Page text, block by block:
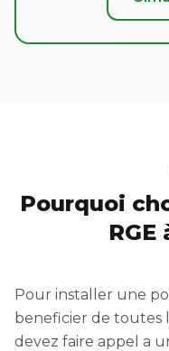
Pourquoi
RGE
Pour installer une
beneficier de toutes
devez faire appel a